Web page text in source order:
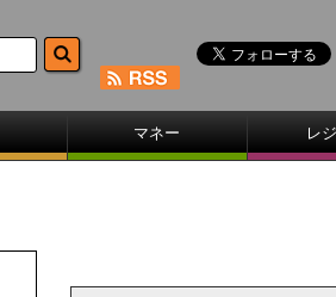
マネー レ